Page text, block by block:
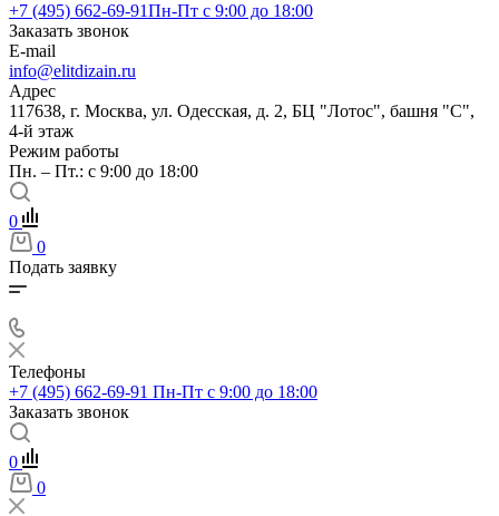
+7 (495) 662-69-91Пн-Пт c 9:00 до 18:00
Заказать звонок
E-mail
info@elitdizain.ru
Адрес
117638, г. Москва, ул. Одесская, д. 2, БЦ "Лотос", башня "С",
4-й этаж
Режим работы
Пн. – Пт.: с 9:00 до 18:00
0
0
Подать заявку
Телефоны
+7 (495) 662-69-91 Пн-Пт c 9:00 до 18:00
Заказать звонок
0
0